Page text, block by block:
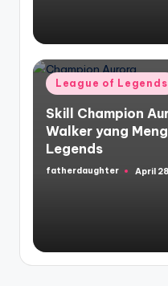
Posted
in
League of Legends
Skill Champion
Walker yang
Legends
Posted
fatherdaughter April